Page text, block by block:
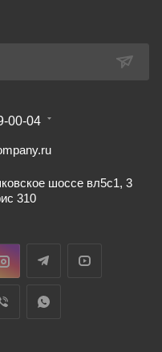
00-04
шоссе вл5с1, 3
310